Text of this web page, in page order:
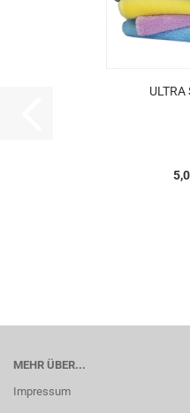
MEHR ÜBER...
Impressum